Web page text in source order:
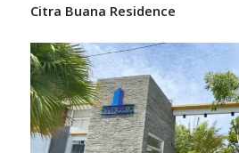
Citra Buana Residence